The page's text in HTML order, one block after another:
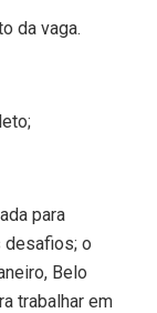
da vaga.
para
desafios; o
Belo
trabalhar em